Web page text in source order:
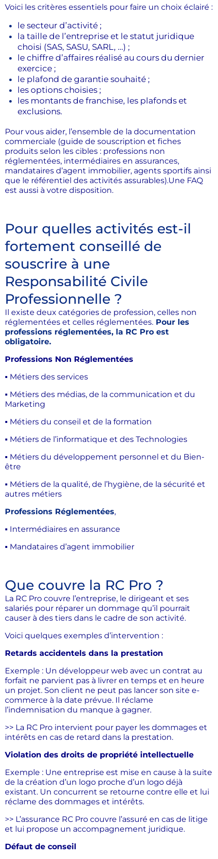
Voici les critères essentiels pour faire un choix éclairé :
le secteur d’activité ;
la taille de l’entreprise et le statut juridique
choisi (SAS, SASU, SARL, …) ;
le chiffre d’affaires réalisé au cours du dernier
exercice ;
le plafond de garantie souhaité ;
les options choisies ;
les montants de franchise, les plafonds et
exclusions.
Pour vous aider, l’ensemble de la documentation
commerciale (guide de souscription et fiches
produits selon les cibles : professions non
réglementées, intermédiaires en assurances,
mandataires d’agent immobilier, agents sportifs ainsi
que le référentiel des activités assurables).Une FAQ
est aussi à votre disposition.
Pour quelles activités est-il
fortement conseillé de
souscrire à une
Responsabilité Civile
Professionnelle ?
Il existe deux catégories de profession, celles non
réglementées et celles réglementées. Pour les
professions réglementées, la RC Pro est
obligatoire.
Professions Non Réglementées
▪ Métiers des services
▪ Métiers des médias, de la communication et du
Marketing
▪ Métiers du conseil et de la formation
▪ Métiers de l’informatique et des Technologies
▪ Métiers du développement personnel et du Bien-
être
▪ Métiers de la qualité, de l’hygiène, de la sécurité et
autres métiers
Professions Réglementées,
▪ Intermédiaires en assurance
▪ Mandataires d’agent immobilier
Que couvre la RC Pro ?
La RC Pro couvre l’entreprise, le dirigeant et ses
salariés pour réparer un dommage qu’il pourrait
causer à des tiers dans le cadre de son activité.
Voici quelques exemples d’intervention :
Retards accidentels dans la prestation
Exemple : Un développeur web avec un contrat au
forfait ne parvient pas à livrer en temps et en heure
un projet. Son client ne peut pas lancer son site e-
commerce à la date prévue. Il réclame
l’indemnisation du manque à gagner.
>> La RC Pro intervient pour payer les dommages et
intérêts en cas de retard dans la prestation.
Violation des droits de propriété intellectuelle
Exemple : Une entreprise est mise en cause à la suite
de la création d’un logo proche d’un logo déjà
existant. Un concurrent se retourne contre elle et lui
réclame des dommages et intérêts.
>> L’assurance RC Pro couvre l’assuré en cas de litige
et lui propose un accompagnement juridique.
Défaut de conseil